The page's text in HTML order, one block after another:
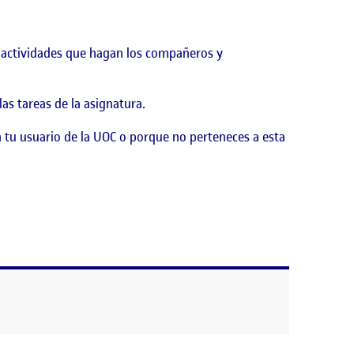
que hagan los compañeros y
tareas de la asignatura.
usuario de la UOC o porque no perteneces a esta